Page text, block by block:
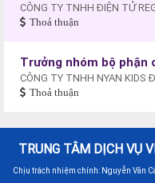
CÔNG TY TNHH ĐIỆN TỬ
Thoả thuận
Trưởng nhóm bộ phận
CÔNG TY TNHH NYAN KIDS
Thoả thuận
TRUNG TÂM DỊCH VỤ
Chịu trách nhiệm chính: Nguyễn Văn